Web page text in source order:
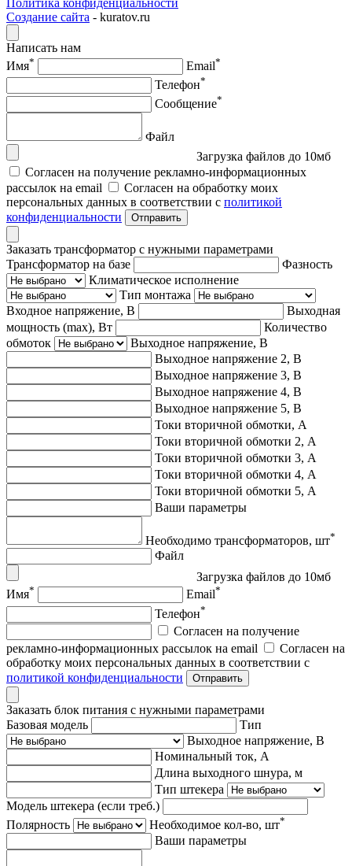
Политика конфиденциальности
Создание сайта - kuratov.ru
Написать нам
Имя* Email*
Телефон*
Сообщение*
Файл
Загрузка файлов до 10мб
Согласен на получение рекламно-информационных
рассылок на email
Согласен на обработку моих
персональных данных в соответствии с политикой
конфиденциальности
Отправить
Заказать трансформатор с нужными параметрами
Трансформатор на базе
Фазность
Климатическое исполнение
Тип монтажа
Входное напряжение, В
Выходная
мощность (max), Вт
Количество
обмоток
Выходное напряжение, В
Выходное напряжение 2, В
Выходное напряжение 3, В
Выходное напряжение 4, В
Выходное напряжение 5, В
Токи вторичной обмотки, А
Токи вторичной обмотки 2, А
Токи вторичной обмотки 3, А
Токи вторичной обмотки 4, А
Токи вторичной обмотки 5, А
Ваши параметры
Необходимо трансформаторов, шт*
Файл
Загрузка файлов до 10мб
Имя* Email*
Телефон*
Согласен на получение
рекламно-информационных рассылок на email
Согласен на
обработку моих персональных данных в соответствии с
политикой конфиденциальности
Отправить
Заказать блок питания с нужными параметрами
Базовая модель
Тип
Выходное напряжение, В
Номинальный ток, А
Длина выходного шнура, м
Тип штекера
Модель штекера (если треб.)
Полярность
Необходимое кол-во, шт*
Ваши параметры